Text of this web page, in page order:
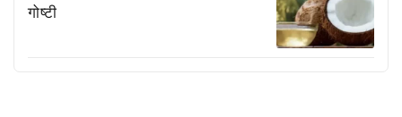
गोष्टी